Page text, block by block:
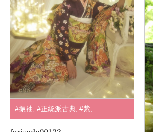
#振袖 #正統派古典 #紫